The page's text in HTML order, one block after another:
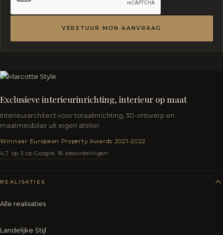
VERSTUUR MIJN AANVRAAG
Exclusieve interieurinrichting, interieur op maat
Interieurarchitect voor totaalinrichting, 3D-ontwerp en
maatmeubilair uit eigen atelier.
Winnaar European Property Awards 2021-2022
4,7 op 5 op Google, 16 beoordelingen
REALISATIES
Alle realisaties
Landelijke Stijl